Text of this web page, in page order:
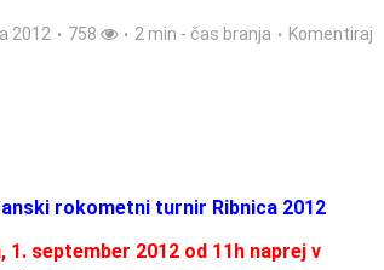
2012 758 2 min - čas branja Komentiraj
rokometni turnir Ribnica 2012
1. september 2012 od 11h naprej v